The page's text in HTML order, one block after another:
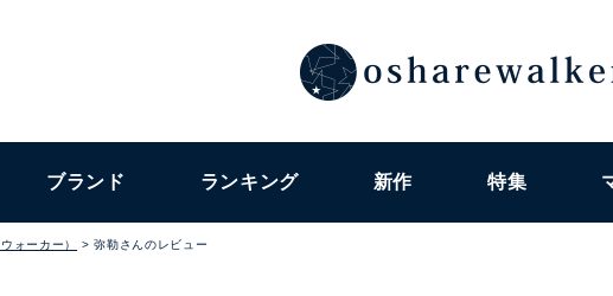
ブランド ランキング 新作 特集
ォーカー） 弥勒さんのレビュー